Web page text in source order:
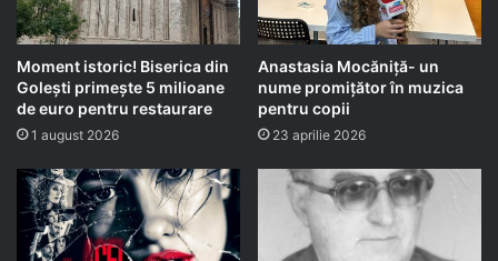
Moment istoric! Biserica din
Golești primește 5 milioane
de euro pentru restaurare
1 august 2026
Anastasia Mocăniță- un
nume promițător în muzica
pentru copii
23 aprilie 2026